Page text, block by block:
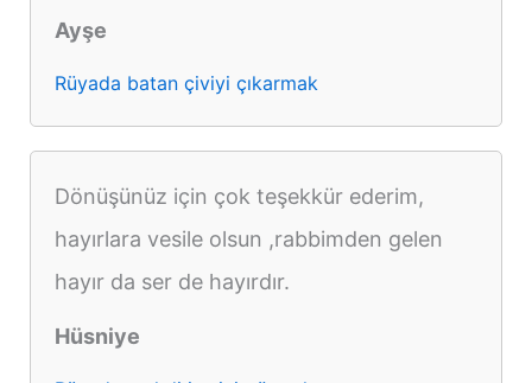
Ayşe
Rüyada batan çiviyi çıkarmak
Dönüşünüz için çok teşekkür ederim,
hayırlara vesile olsun ,rabbimden gelen
hayır da ser de hayırdır.
Hüsniye